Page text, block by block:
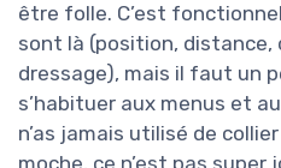
être folle. C’est
sont là (position,
dressage), mais il faut un
s’habituer aux menus et
n’as jamais utilisé de